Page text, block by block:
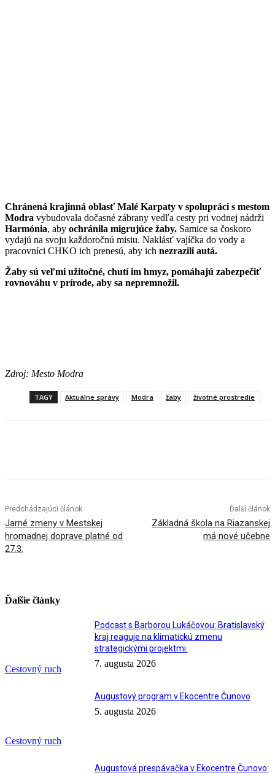
Chránená krajinná oblasť Malé Karpaty v spolupráci s mestom
Modra vybudovala dočasné zábrany vedľa cesty pri vodnej nádrži
Harmónia, aby ochránila migrujúce žaby. Samice sa čoskoro
vydajú na svoju každoročnú misiu. Naklásť vajíčka do vody a
pracovníci CHKO ich prenesú, aby ich nezrazili autá.
Žaby sú veľmi užitočné, chutí im hmyz, pomáhajú zabezpečiť
rovnováhu v prírode, aby sa nepremnožil.
Zdroj: Mesto Modra
TAGY Aktuálne správy Modra žaby životné prostredie
Predchádzajúci článok
Jarné zmeny v Mestskej
hromadnej doprave platné od
27.3.
Ďalší článok
Základná škola na Riazanskej
má nové učebne
Ďalšie články
Cestovný ruch
Podcast s Barborou Lukáčovou: Bratislavský
kraj reaguje na klimatickú zmenu
strategickými projektmi.
7. augusta 2026
Cestovný ruch
Augustový program v Ekocentre Čunovo
5. augusta 2026
Augustová prespávačka v Ekocentre Čunovo: